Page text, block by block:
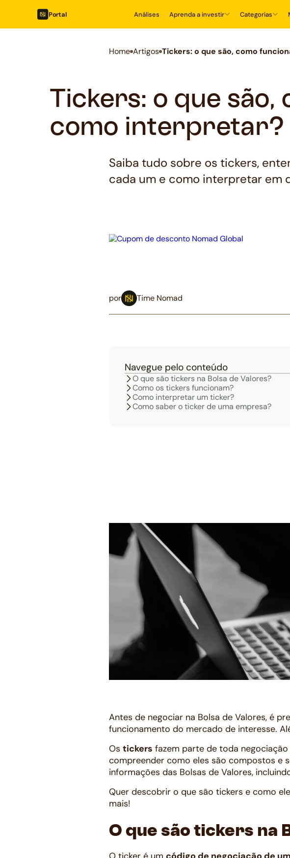
Portal Análises Aprenda a investir Categorias
Home Artigos Tickers: o que são, como
Tickers: o que
como interpretar?
Saiba tudo sobre os tickers,
cada um e como interpretar em
por Time Nomad
Navegue pelo conteúdo
O que são tickers na Bolsa de Valores?
‍Como os tickers funcionam?
Como interpretar um ticker?
‍Como saber o ticker de uma empresa?
Antes de negociar na Bolsa de Valores, é
funcionamento do mercado de interesse.
Os tickers fazem parte de toda
compreender como eles são compostos e
informações das Bolsas de Valores,
Quer descobrir o que são tickers e como
mais!
O que são tickers na